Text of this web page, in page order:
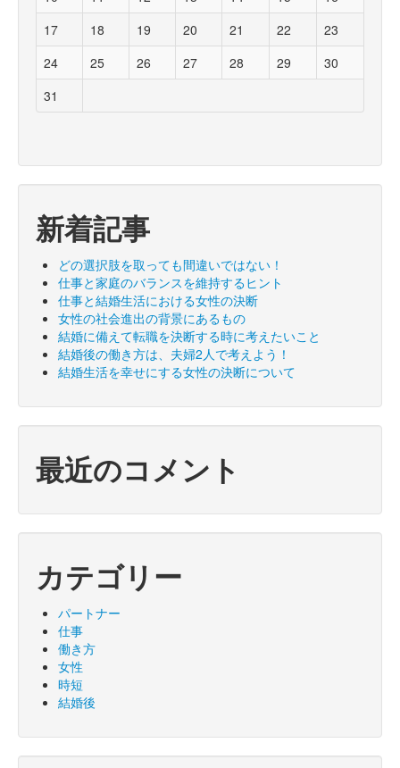
17
18 19 20 21 22
23
24
25 26 27 28 29
30
31
新着記事
どの選択肢を取っても間違いではない！
仕事と家庭のバランスを維持するヒント
仕事と結婚生活における女性の決断
女性の社会進出の背景にあるもの
結婚に備えて転職を決断する時に考えたいこと
結婚後の働き方は、夫婦2人で考えよう！
結婚生活を幸せにする女性の決断について
最近のコメント
カテゴリー
パートナー
仕事
働き方
女性
時短
結婚後